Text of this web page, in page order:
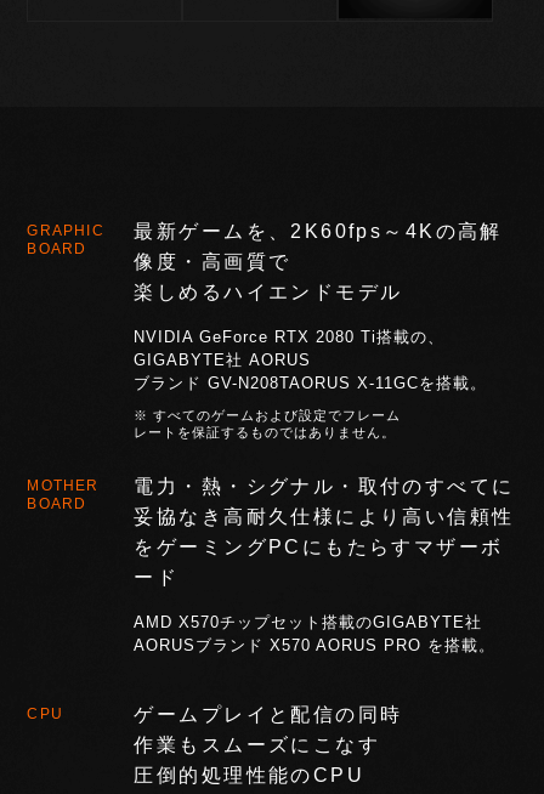
GRAPHIC
BOARD
最新ゲームを、2K60fps～4Kの高解
像度・ 高画質で
楽しめるハイエンドモデル
NVIDIA GeForce RTX 2080 Ti搭載の、
GIGABYTE社 AORUS
ブランド GV-N208TAORUS X-11GCを搭載。
※ すべてのゲームおよび設定でフレーム
レートを保証するものではありません。
MOTHER
BOARD
電力・熱・シグナル・取付のすべてに
妥協なき高耐久仕様により高い信頼性
をゲーミングPCにもたらす マザーボ
ード
AMD X570チップセット搭載のGIGABYTE社
AORUSブランド X570 AORUS PRO を搭載。
CPU
ゲームプレイと配信の同時
作業もスムーズにこなす
圧倒的処理性能のCPU